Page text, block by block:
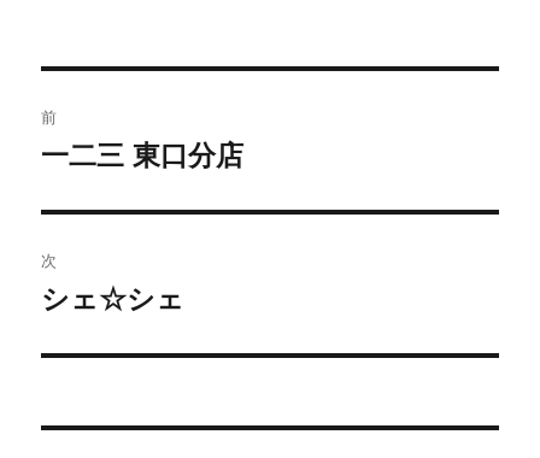
稿
ビ
ゲ
ー
前
前
投
稿:
一二三 東口分店
次
次
投
シェ☆シェ